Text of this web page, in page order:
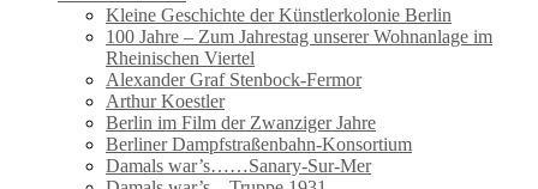
Kleine Geschichte der Künstlerkolonie Berlin
100 Jahre – Zum Jahrestag unserer Wohnanlage im
Rheinischen Viertel
Alexander Graf Stenbock-Fermor
Arthur Koestler
Berlin im Film der Zwanziger Jahre
Berliner Dampfstraßenbahn-Konsortium
Damals war’s……Sanary-Sur-Mer